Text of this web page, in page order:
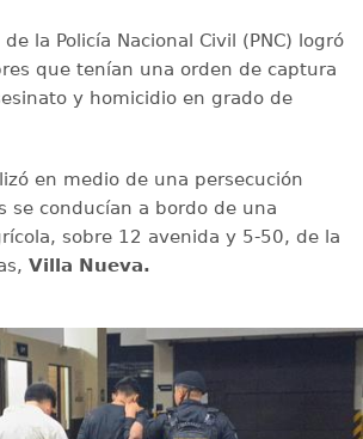
la Policía Nacional Civil (PNC) logró
que tenían una orden de captura
y homicidio en grado de
en medio de una persecución
se conducían a bordo de una
sobre 12 avenida y 5-50, de la
Villa Nueva.